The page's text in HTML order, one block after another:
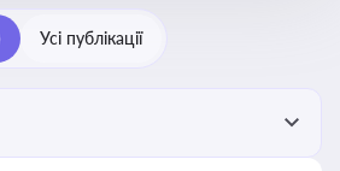
Усі публікації